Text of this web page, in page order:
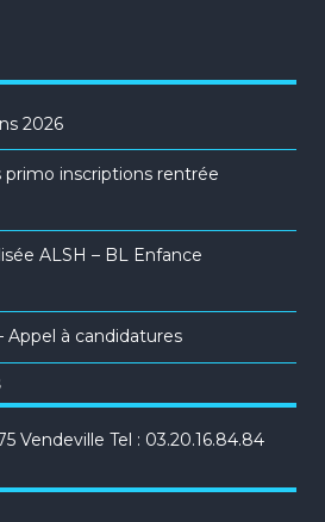
2026
primo inscriptions rentrée
ALSH – BL Enfance
Appel à candidatures
Vendeville Tel : 03.20.16.84.84